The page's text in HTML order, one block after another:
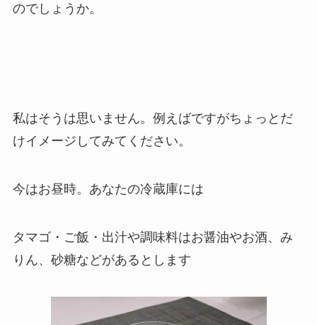
のでしょうか。
私はそうは思いません。例えばですがちょっとだ
けイメージしてみてください。
今はお昼時。あなたの冷蔵庫には
タマゴ・ご飯・出汁や調味料はお醤油やお酒、み
りん、砂糖などがあるとします